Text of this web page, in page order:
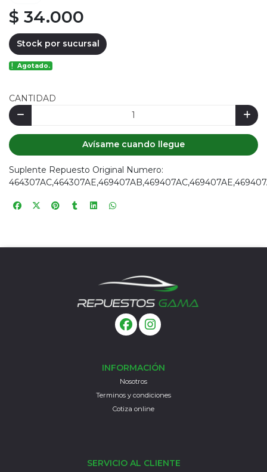
$ 34.000
Stock por sucursal
Agotado.
CANTIDAD
Avísame cuando llegue
Suplente Repuesto Original Numero:
INFORMACIÓN
Nosotros
Terminos y condiciones
Cotiza online
SERVICIO AL CLIENTE